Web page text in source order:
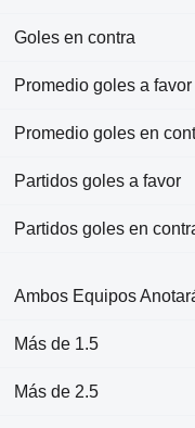
Goles en contra
Promedio goles a favor
Promedio goles en
Partidos goles a favor
Partidos goles en
Ambos Equipos
Más de 1.5
Más de 2.5